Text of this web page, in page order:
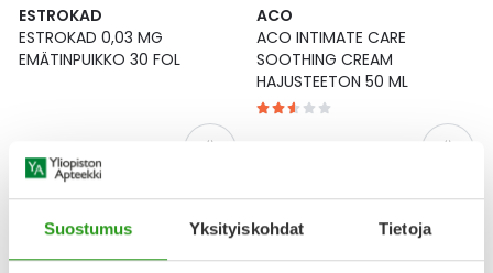
Suostumus Yksityiskohdat Tietoja
ESTROKAD
ESTROKAD 0,03 MG
EMÄTINPUIKKO 30 FOL
ACO
ACO INTIMATE CARE
SOOTHING CREAM
HAJUSTEETON 50 ML
-20 % Kanta-asiakas